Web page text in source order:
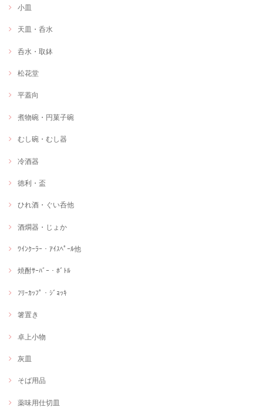
小皿
天皿・呑水
呑水・取鉢
松花堂
平蓋向
煮物碗・円菓子碗
むし碗・むし器
冷酒器
徳利・盃
ひれ酒・ぐい呑他
酒燗器・じょか
ﾜｲﾝｸｰﾗｰ・ｱｲｽﾍﾟｰﾙ他
焼酎ｻｰﾊﾞｰ・ﾎﾞﾄﾙ
ﾌﾘｰｶｯﾌﾟ・ｼﾞｮｯｷ
箸置き
卓上小物
灰皿
そば用品
薬味用仕切皿